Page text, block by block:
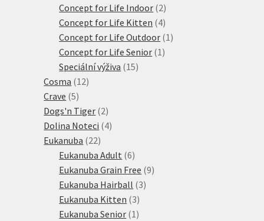
produktů
Concept for Life Indoor 22
produkty
Concept for Life Kitten 44
produkty
Concept for Life Outdoor 1 1
Concept for Life Senior 1 1
Speciální výživa 1515
Cosma 1212
Crave 55
produktů
Dogs'n Tiger 22
produkty
Dolina Noteci 44
Eukanuba 2222
produktů
Eukanuba Adult 66
produktů
Eukanuba Grain Free 99
Eukanuba Hairball 33
Eukanuba Kitten 33
produkty
Eukanuba Senior 1 1